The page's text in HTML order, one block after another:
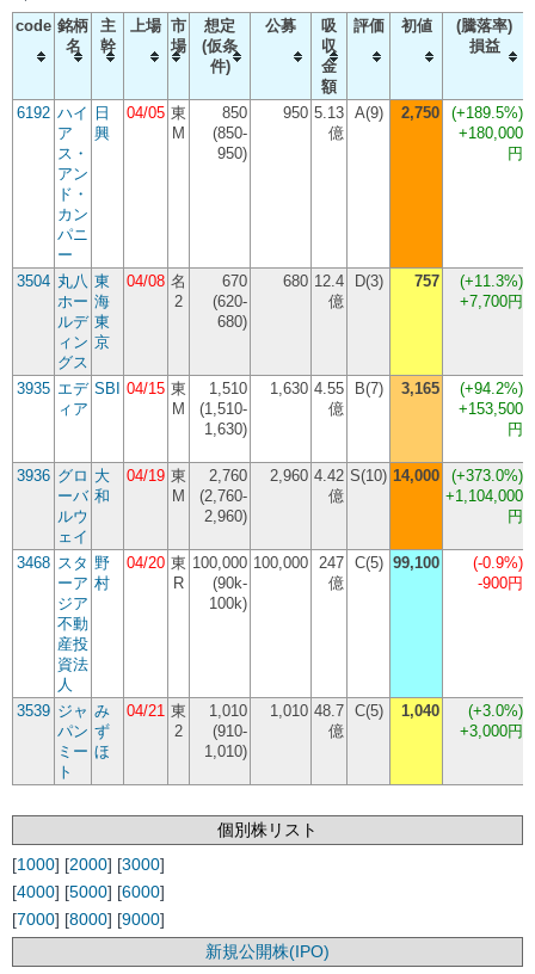
code 銘柄
名
主
幹
上場 市
場
想定
(仮条
件)
公募
吸
収
金
額
評価 初値
(騰落率)
損益
6192 ハイ
ア
ス・
アン
ド・
カン
パニ
ー
日
興
04/05 東
M
850
(850-
950)
950 5.13
億
A(9) 2,750 (+189.5%)
+180,000
円
3504 丸八
ホー
ルデ
ィン
グス
東
海
東
京
04/08 名
2
670
(620-
680)
680 12.4
億
D(3) 757 (+11.3%)
+7,700円
3935 エデ
ィア
SBI 04/15 東
M
1,510
(1,510-
1,630)
1,630 4.55
億
B(7) 3,165 (+94.2%)
+153,500
円
3936 グロ
ーバ
ルウ
ェイ
大
和
04/19 東
M
2,760
(2,760-
2,960)
2,960 4.42
億
S(10) 14,000 (+373.0%)
+1,104,000
円
3468 スタ
ーア
ジア
不動
産投
資法
人
野
村
04/20 東
R
100,000
(90k-
100k)
100,000 247
億
C(5) 99,100 (-0.9%)
-900円
3539 ジャ
パン
ミー
ト
み
ず
ほ
04/21 東
2
1,010
(910-
1,010)
1,010 48.7
億
C(5) 1,040 (+3.0%)
+3,000円
個別株リスト
[1000] [2000] [3000]
[4000] [5000] [6000]
[7000] [8000] [9000]
新規公開株(IPO)